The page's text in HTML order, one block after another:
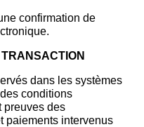
confirmation de
dans les systèmes
conditions
preuves des
paiements intervenus